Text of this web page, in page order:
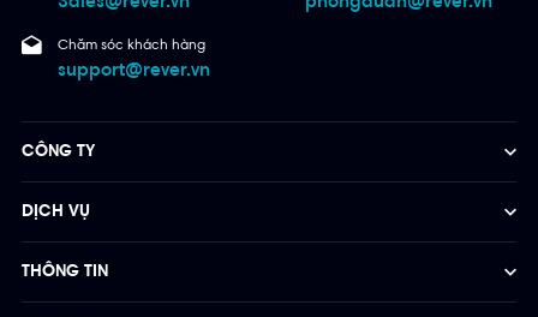
Chăm sóc khách hàng
support@rever.vn
CÔNG TY
DỊCH VỤ
THÔNG TIN